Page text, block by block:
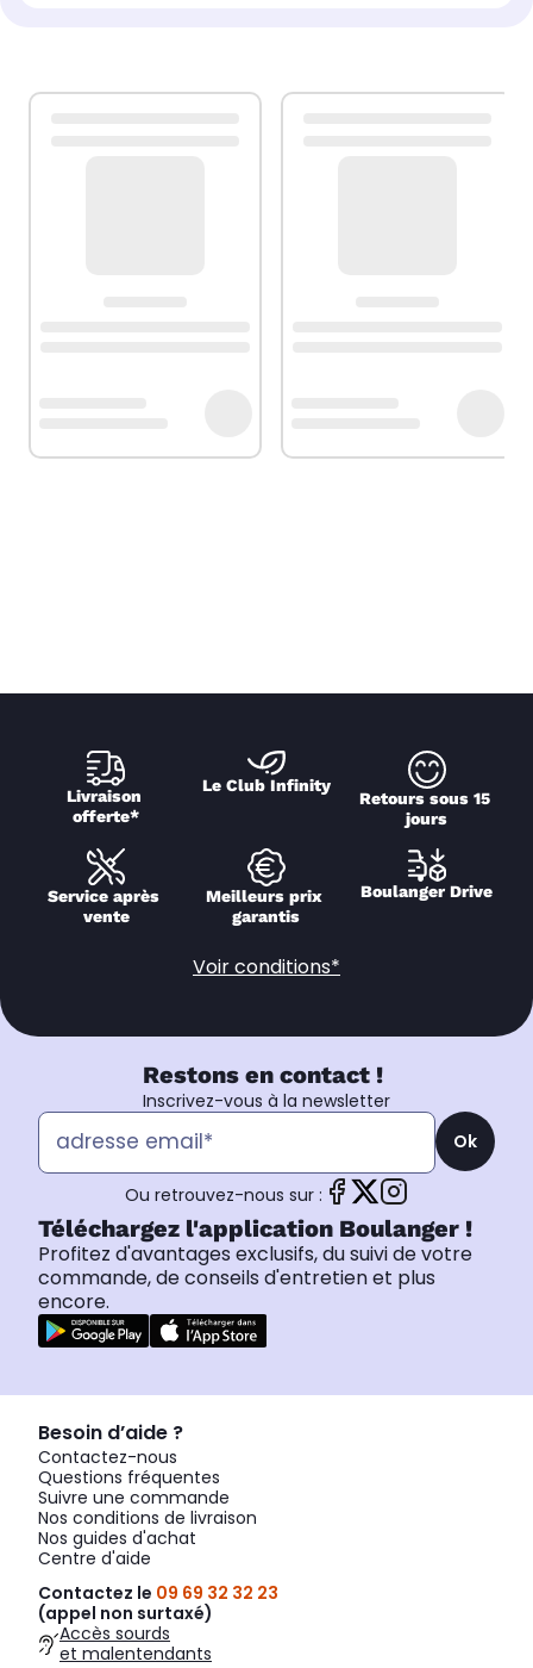
Livraison
offerte*
Le Club Infinity
Retours sous 15
jours
Service après
vente
Meilleurs prix
garantis
Boulanger Drive
Voir conditions*
Restons en contact !
Inscrivez-vous à la newsletter
Ok
Ou retrouvez-nous sur :
Téléchargez l'application Boulanger !
Profitez d'avantages exclusifs, du suivi de votre
commande, de conseils d'entretien et plus
encore.
Besoin d’aide ?
Contactez-nous
Questions fréquentes
Suivre une commande
Nos conditions de livraison
Nos guides d'achat
Centre d'aide
Contactez le 09 69 32 32 23
(appel non surtaxé)
Accès sourds
et malentendants